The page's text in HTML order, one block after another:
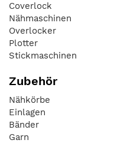
Coverlock
Nähmaschinen
Overlocker
Plotter
Stickmaschinen
Zubehör
Nähkörbe
Einlagen
Bänder
Garn